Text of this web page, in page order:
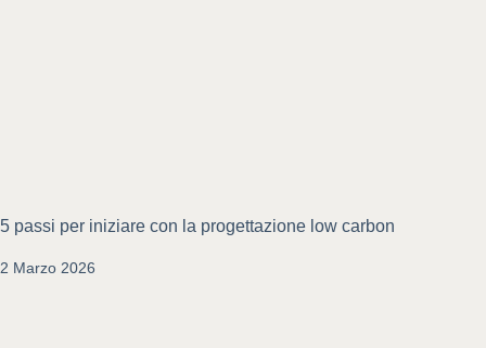
5 passi per iniziare con la progettazione low carbon
2 Marzo 2026